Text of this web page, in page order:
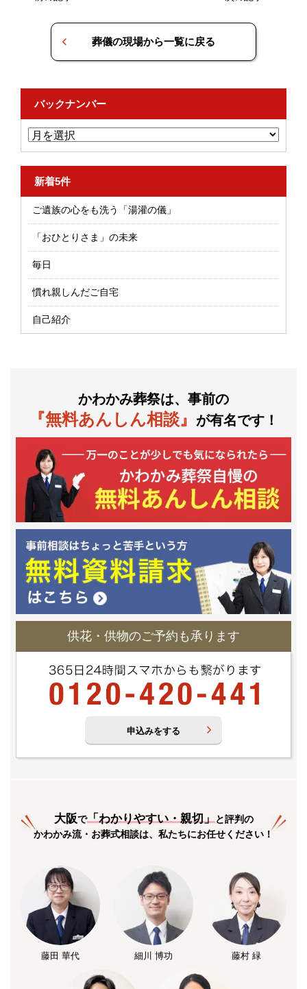
葬儀の現場から一覧に戻る
バックナンバー
新着5件
ご遺族の心をも洗う「湯灌の儀」
「おひとりさま」の未来
毎日
慣れ親しんだご自宅
自己紹介
かわかみ葬祭は、事前の
『無料あんしん相談』 が有名です！
供花・供物のご予約も承ります
申込みをする
大阪で「わかりやすい・親切」と評判の
かわかみ流・お葬式相談は、私たちにお任せください！
藤田 華代 細川 博功 藤村 緑